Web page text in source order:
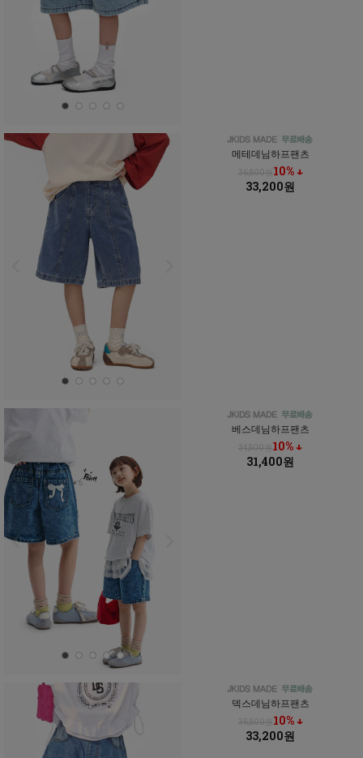
메테데님하프팬츠
36,800원 10% ↓
33,200원
베스데님하프팬츠
34,800원10% ↓
31,400원
덱스데님하프팬츠
36,800원 10% ↓
33,200원